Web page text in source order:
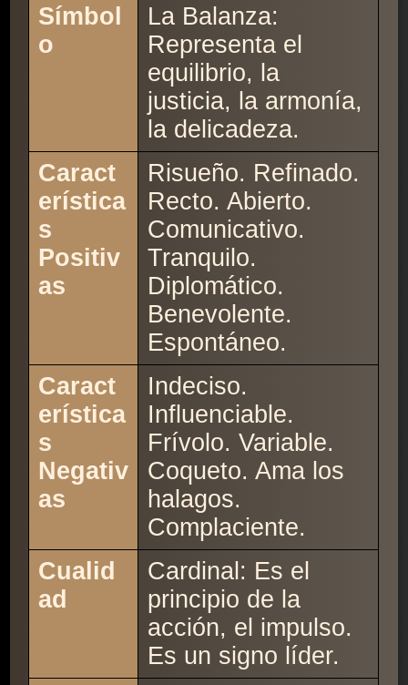
Símbol
o
La Balanza:
Representa el
equilibrio, la
justicia, la armonía,
la delicadeza.
Caract
erística
s
Positiv
as
Risueño. Refinado.
Recto. Abierto.
Comunicativo.
Tranquilo.
Diplomático.
Benevolente.
Espontáneo.
Caract
erística
s
Negativ
as
Indeciso.
Influenciable.
Frívolo. Variable.
Coqueto. Ama los
halagos.
Complaciente.
Cualid
ad
Cardinal: Es el
principio de la
acción, el impulso.
Es un signo líder.